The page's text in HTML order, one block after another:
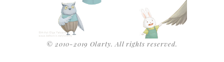
© 2010-2019 Olarty. All rights reserved.